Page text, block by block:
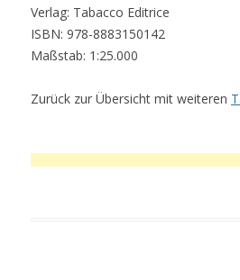
Verlag: Tabacco Editrice
ISBN: 978-8883150142
Maßstab: 1:25.000
Zurück zur Übersicht mit weiteren